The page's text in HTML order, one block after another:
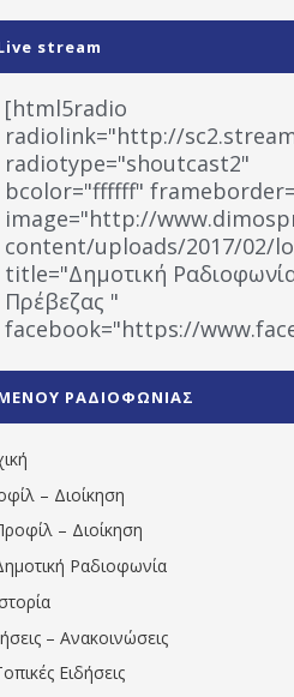
stream
[html5radio
radiolink="http://
radiotype="shoutcast2"
bcolor="ffffff"
image="http://
content/uploads/2017/02/
title="Δημοτική
Πρέβεζας "
facebook="https://
1531194763766854/"
ΡΑΔΙΟΦΩΝΙΑΣ
– Διοίκηση
– Διοίκηση
Ραδιοφωνία
– Ανακοινώσεις
Ειδήσεις